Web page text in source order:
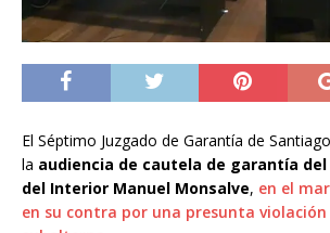
El Séptimo Juzgado de Garantía de
la audiencia de cautela de garantía
del Interior Manuel Monsalve, en el
en su contra por una presunta violación